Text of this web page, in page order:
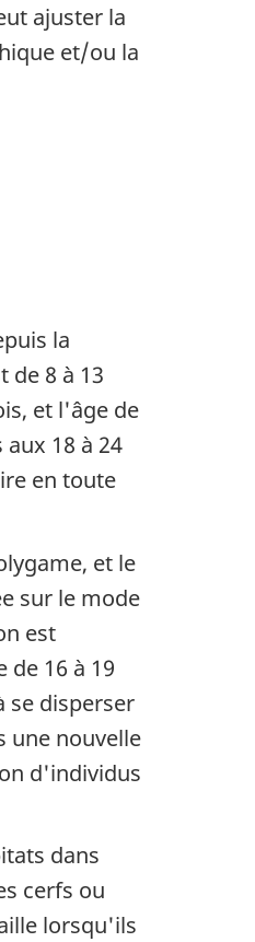
ajuster la
et/ou la
la
de 8 à 13
et l'âge de
18 à 24
en toute
et le
sur le mode
est
16 à 19
se disperser
une nouvelle
d'individus
dans
cerfs ou
lorsqu'ils